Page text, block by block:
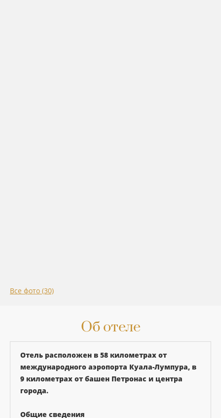
Все фото (30)
Об отеле
Отель расположен в 58 километрах от
международного аэропорта Куала-Лумпура, в
9 километрах от башен Петронас и центра
города.
Общие сведения